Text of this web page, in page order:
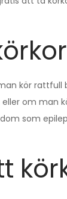
kör rattfull
om man
som